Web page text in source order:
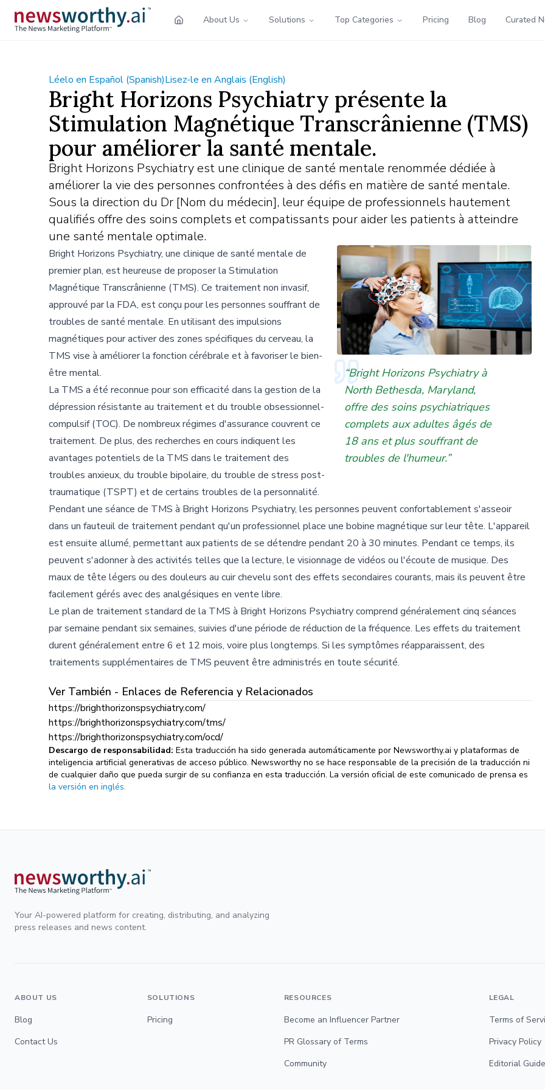
About Us Solutions Top Categories Pricing Blog Curated
Léelo en Español (Spanish)Lisez-le en Anglais (English)
Bright Horizons Psychiatry présente la
Stimulation Magnétique Transcrânienne (TMS)
pour améliorer la santé mentale.
Bright Horizons Psychiatry est une clinique de santé mentale renommée dédiée à
améliorer la vie des personnes confrontées à des défis en matière de santé mentale.
Sous la direction du Dr [Nom du médecin], leur équipe de professionnels hautement
qualifiés offre des soins complets et compatissants pour aider les patients à atteindre
une santé mentale optimale.
“Bright Horizons Psychiatry à
North Bethesda, Maryland,
offre des soins psychiatriques
complets aux adultes âgés de
18 ans et plus souffrant de
troubles de l'humeur.”
Bright Horizons Psychiatry, une clinique de santé mentale de
premier plan, est heureuse de proposer la Stimulation
Magnétique Transcrânienne (TMS). Ce traitement non invasif,
approuvé par la FDA, est conçu pour les personnes souffrant de
troubles de santé mentale. En utilisant des impulsions
magnétiques pour activer des zones spécifiques du cerveau, la
TMS vise à améliorer la fonction cérébrale et à favoriser le bien-
être mental.
La TMS a été reconnue pour son efficacité dans la gestion de la
dépression résistante au traitement et du trouble obsessionnel-
compulsif (TOC). De nombreux régimes d'assurance couvrent ce
traitement. De plus, des recherches en cours indiquent les
avantages potentiels de la TMS dans le traitement des
troubles anxieux, du trouble bipolaire, du trouble de stress post-
traumatique (TSPT) et de certains troubles de la personnalité.
Pendant une séance de TMS à Bright Horizons Psychiatry, les personnes peuvent confortablement s'asseoir
dans un fauteuil de traitement pendant qu'un professionnel place une bobine magnétique sur leur tête. L'appareil
est ensuite allumé, permettant aux patients de se détendre pendant 20 à 30 minutes. Pendant ce temps, ils
peuvent s'adonner à des activités telles que la lecture, le visionnage de vidéos ou l'écoute de musique. Des
maux de tête légers ou des douleurs au cuir chevelu sont des effets secondaires courants, mais ils peuvent être
facilement gérés avec des analgésiques en vente libre.
Le plan de traitement standard de la TMS à Bright Horizons Psychiatry comprend généralement cinq séances
par semaine pendant six semaines, suivies d'une période de réduction de la fréquence. Les effets du traitement
durent généralement entre 6 et 12 mois, voire plus longtemps. Si les symptômes réapparaissent, des
traitements supplémentaires de TMS peuvent être administrés en toute sécurité.
Ver También - Enlaces de Referencia y Relacionados
https://brighthorizonspsychiatry.com/
https://brighthorizonspsychiatry.com/tms/
https://brighthorizonspsychiatry.com/ocd/
Descargo de responsabilidad: Esta traducción ha sido generada automáticamente por Newsworthy.ai y plataformas de
inteligencia artificial generativas de acceso público. Newsworthy no se hace responsable de la precisión de la traducción ni
de cualquier daño que pueda surgir de su confianza en esta traducción. La versión oficial de este comunicado de prensa es
la versión en inglés.
Your AI-powered platform for creating, distributing, and analyzing
press releases and news content.
ABOUT US
Blog
Contact Us
SOLUTIONS
Pricing
RESOURCES
Become an Influencer Partner
PR Glossary of Terms
Community
LEGAL
Terms of
Privacy Policy
Editorial